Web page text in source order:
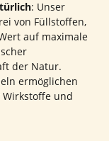
: Unser
von Füllstoffen,
auf maximale
der Natur.
ermöglichen
und